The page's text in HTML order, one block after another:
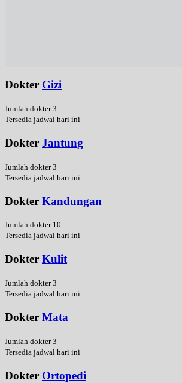
Dokter Gizi
Jumlah dokter 3
Tersedia jadwal hari ini
Dokter Jantung
Jumlah dokter 3
Tersedia jadwal hari ini
Dokter Kandungan
Jumlah dokter 10
Tersedia jadwal hari ini
Dokter Kulit
Jumlah dokter 3
Tersedia jadwal hari ini
Dokter Mata
Jumlah dokter 3
Tersedia jadwal hari ini
Dokter Ortopedi